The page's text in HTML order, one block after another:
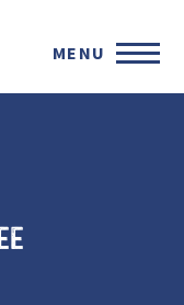
MENU